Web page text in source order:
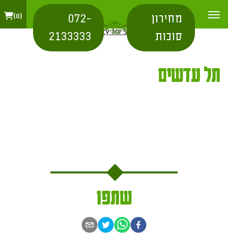
מחירון
סוכות
072-
2133333
0
בית/
city for shipping / תל עדשים
תל עדשים
שתפו